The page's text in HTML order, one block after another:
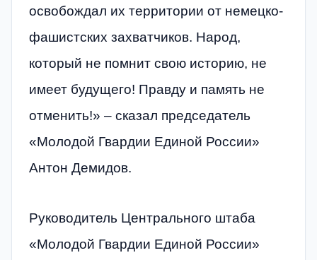
освобождал их территории от немецко-
фашистских захватчиков. Народ,
который не помнит свою историю, не
имеет будущего! Правду и память не
отменить!» – сказал председатель
«Молодой Гвардии Единой России»
Антон Демидов.
Руководитель Центрального штаба
«Молодой Гвардии Единой России»